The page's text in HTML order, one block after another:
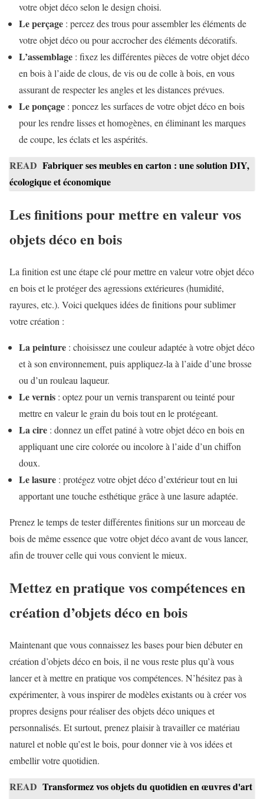
votre objet déco selon le design choisi.
Le perçage : percez des trous pour assembler les éléments de
votre objet déco ou pour accrocher des éléments décoratifs.
L’assemblage : fixez les différentes pièces de votre objet déco
en bois à l’aide de clous, de vis ou de colle à bois, en vous
assurant de respecter les angles et les distances prévues.
Le ponçage : poncez les surfaces de votre objet déco en bois
pour les rendre lisses et homogènes, en éliminant les marques
de coupe, les éclats et les aspérités.
READ Fabriquer ses meubles en carton : une solution DIY,
écologique et économique
Les finitions pour mettre en valeur vos
objets déco en bois
La finition est une étape clé pour mettre en valeur votre objet déco
en bois et le protéger des agressions extérieures (humidité,
rayures, etc.). Voici quelques idées de finitions pour sublimer
votre création :
La peinture : choisissez une couleur adaptée à votre objet déco
et à son environnement, puis appliquez-la à l’aide d’une brosse
ou d’un rouleau laqueur.
Le vernis : optez pour un vernis transparent ou teinté pour
mettre en valeur le grain du bois tout en le protégeant.
La cire : donnez un effet patiné à votre objet déco en bois en
appliquant une cire colorée ou incolore à l’aide d’un chiffon
doux.
Le lasure : protégez votre objet déco d’extérieur tout en lui
apportant une touche esthétique grâce à une lasure adaptée.
Prenez le temps de tester différentes finitions sur un morceau de
bois de même essence que votre objet déco avant de vous lancer,
afin de trouver celle qui vous convient le mieux.
Mettez en pratique vos compétences en
création d’objets déco en bois
Maintenant que vous connaissez les bases pour bien débuter en
création d’objets déco en bois, il ne vous reste plus qu’à vous
lancer et à mettre en pratique vos compétences. N’hésitez pas à
expérimenter, à vous inspirer de modèles existants ou à créer vos
propres designs pour réaliser des objets déco uniques et
personnalisés. Et surtout, prenez plaisir à travailler ce matériau
naturel et noble qu’est le bois, pour donner vie à vos idées et
embellir votre quotidien.
READ Transformez vos objets du quotidien en œuvres d'art